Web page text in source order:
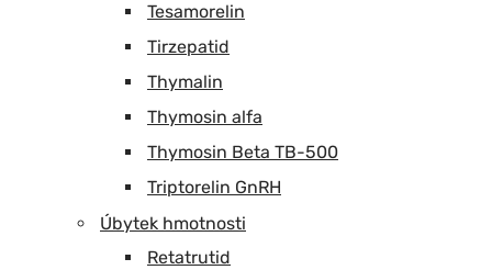
Tesamorelin
Tirzepatid
Thymalin
Thymosin alfa
Thymosin Beta TB-500
Triptorelin GnRH
Úbytek hmotnosti
Retatrutid